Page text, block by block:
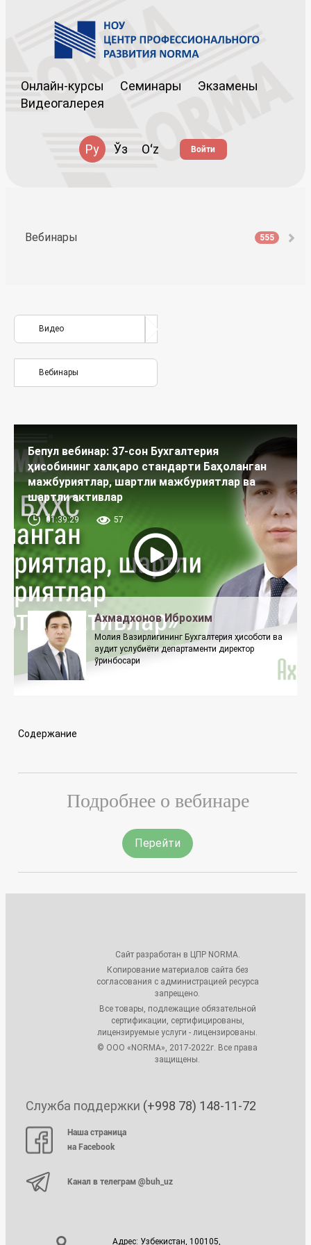
Онлайн-курсы Семинары
Экзамены
Видеогалерея
Ру Ўз Oʻz Войти
Вебинары 555
Видео
Вебинары
Бепул вебинар: 37-сон Бухгалтерия
ҳисобининг халқаро стандарти Баҳоланган
мажбуриятлар, шартли мажбуриятлар ва
шартли активлар
01:39:29 57
Ахмадхонов Иброхим
Молия Вазирлигининг Бухгалтерия ҳисоботи ва
аудит услубиёти департаменти директор
ўринбосари
Содержание
Подробнее о вебинаре
Перейти
Сайт разработан в ЦПР NORMA.
Копирование материалов сайта без
согласования с администрацией ресурса
запрещено.
Все товары, подлежащие обязательной
сертификации, сертифицированы,
лицензируемые услуги - лицензированы.
© ООО «NORMA», 2017-2022г. Все права
защищены.
Служба поддержки (+998 78) 148-11-72
Наша страница
на Facebook
Канал в телеграм @buh_uz
Адрес: Узбекистан, 100105,